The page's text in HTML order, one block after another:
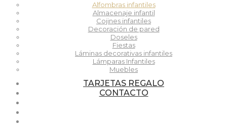
Alfombras infantiles
Almacenaje infantil
Cojines infantiles
Decoración de pared
Doseles
Fiestas
Láminas decorativas infantiles
Lámparas Infantiles
Muebles
TARJETAS REGALO
CONTACTO